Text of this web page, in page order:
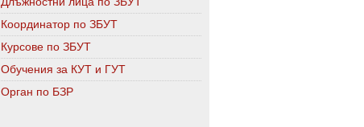
Координатор по ЗБУТ
Курсове по ЗБУТ
Обучения за КУТ и ГУТ
Орган по БЗР